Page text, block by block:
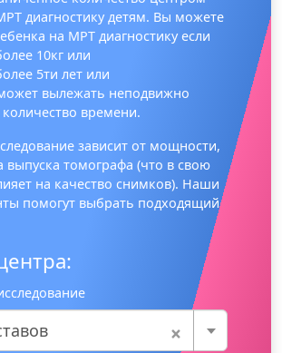
диагностику детям. Вы можете
на МРТ диагностику если
10кг или
5ти лет или
вылежать неподвижно
времени.
зависит от мощности,
выпуска томографа (что в свою
на качество снимков). Наши
помогут выбрать подходящий
×